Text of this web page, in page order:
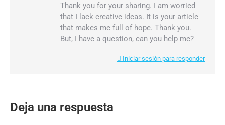
Thank you for your sharing. I am worried
that I lack creative ideas. It is your article
that makes me full of hope. Thank you.
But, I have a question, can you help me?
Iniciar sesión para responder
Deja una respuesta